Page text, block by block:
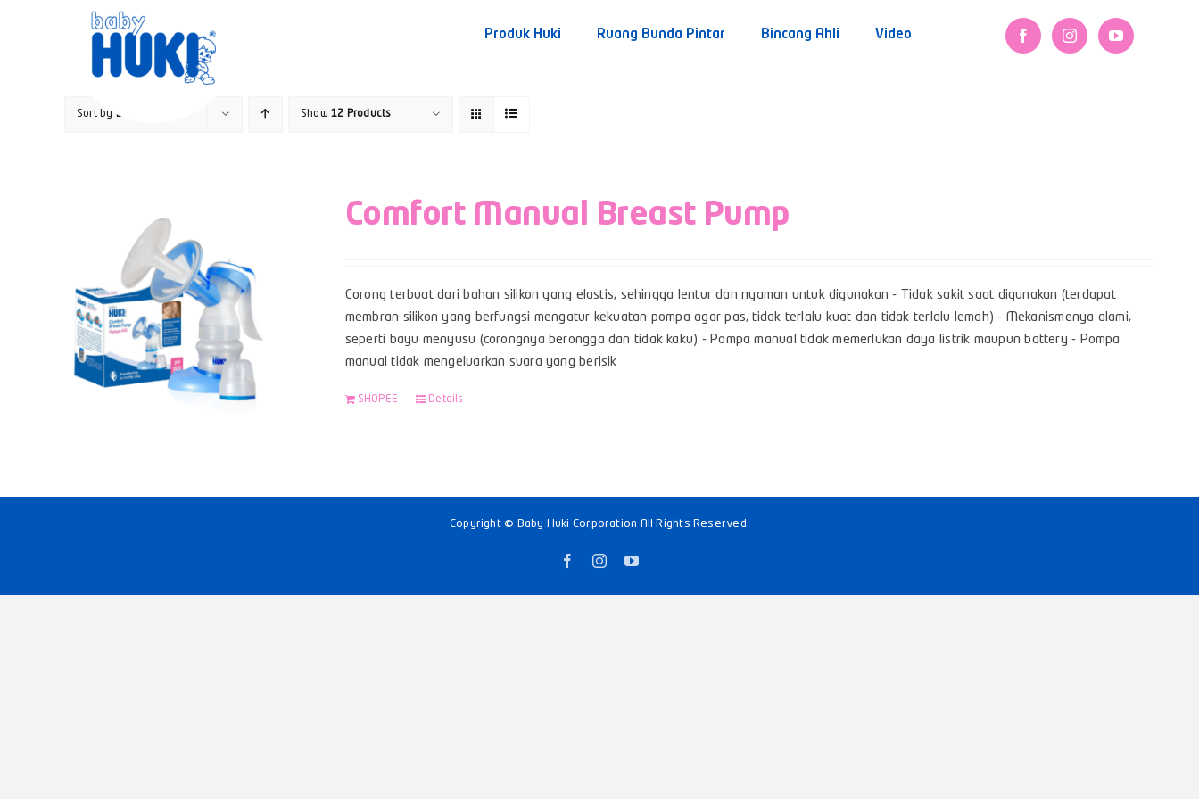
Produk Huki Ruang Bunda Pintar Bincang Ahli Video
Sort by Default Order Show12 Products
Comfort Manual Breast Pump
Corong terbuat dari bahan silikon yang elastis, sehingga lentur dan nyaman untuk digunakan - Tidak sakit saat digunakan (terdapat
membran silikon yang berfungsi mengatur kekuatan pompa agar pas, tidak terlalu kuat dan tidak terlalu lemah) - Mekanismenya alami,
seperti bayu menyusu (corongnya berongga dan tidak kaku) - Pompa manual tidak memerlukan daya listrik maupun battery - Pompa
manual tidak mengeluarkan suara yang berisik
SHOPEE Details
Copyright © Baby Huki Corporation All Rights Reserved.
FacebookInstagramYouTube